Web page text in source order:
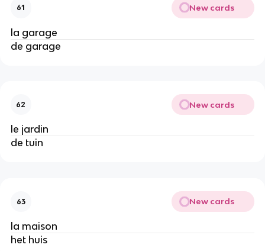
61 New cards
la garage
de garage
62 New cards
le jardin
de tuin
63 New cards
la maison
het huis